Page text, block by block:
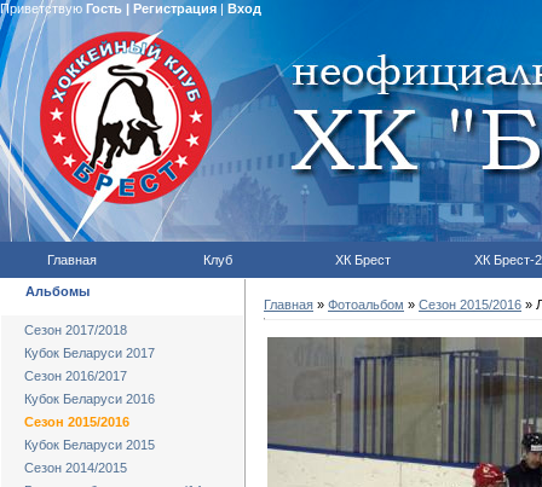
Приветствую Гость | Регистрация| Вход
Главная Клуб ХК Брест ХК Брест-2
Альбомы
Сезон 2017/2018
Кубок Беларуси 2017
Сезон 2016/2017
Кубок Беларуси 2016
Сезон 2015/2016
Кубок Беларуси 2015
Сезон 2014/2015
Главная » Фотоальбом » Сезон 2015/2016 »